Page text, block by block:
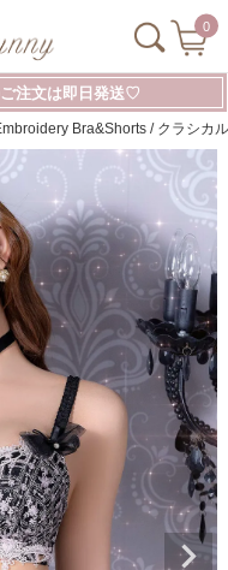
0
注文は即日発送♡
Bra&Shorts / クラシカ